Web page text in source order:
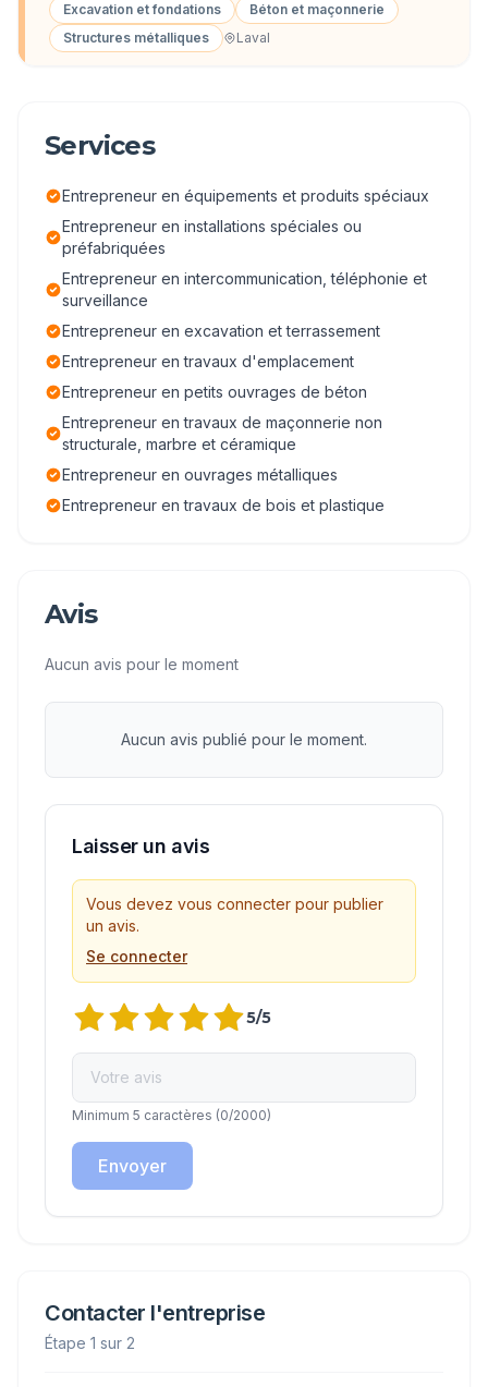
Excavation et fondations
Béton et maçonnerie
Structures métalliques
Laval
Services
Entrepreneur en équipements et produits spéciaux
Entrepreneur en installations spéciales ou
préfabriquées
Entrepreneur en intercommunication, téléphonie et
surveillance
Entrepreneur en excavation et terrassement
Entrepreneur en travaux d'emplacement
Entrepreneur en petits ouvrages de béton
Entrepreneur en travaux de maçonnerie non
structurale, marbre et céramique
Entrepreneur en ouvrages métalliques
Entrepreneur en travaux de bois et plastique
Avis
Aucun avis pour le moment
Aucun avis publié pour le moment.
Laisser un avis
Vous devez vous connecter pour publier
un avis.
Se connecter
5/5
Minimum 5 caractères (0/2000)
Envoyer
Contacter l'entreprise
Étape 1 sur 2